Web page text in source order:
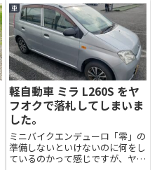
車
軽自動車 ミラ L260S をヤ
フオクで落札してしまいま
した。
ミニバイクエンデューロ「零」の
準備しないといけないのに何をし
ているのかって感じですが、ヤフ